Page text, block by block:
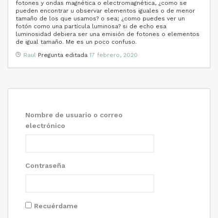
fotones y ondas magnética o electromagnética, ¿como se
pueden encontrar u observar elementos iguales o de menor
tamaño de los que usamos? o sea; ¿como puedes ver un
fotón como una partícula luminosa? si de echo esa
luminosidad debiera ser una emisión de fotones o elementos
de igual tamaño. Me es un poco confuso.
Raul Pregunta editada 17 febrero, 2020
Nombre de usuario o correo
electrónico
Contraseña
Recuérdame